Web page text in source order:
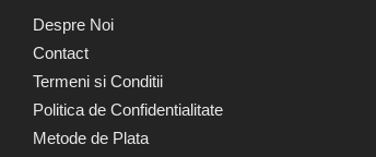
Despre Noi
Contact
Termeni si Conditii
Politica de Confidentialitate
Metode de Plata